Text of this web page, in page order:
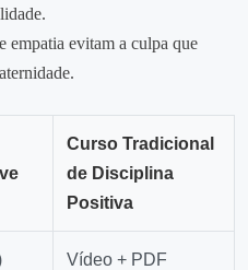
empatia evitam a culpa que
Curso Tradicional
de Disciplina
Positiva
Vídeo + PDF